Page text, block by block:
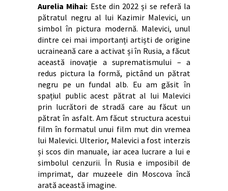
Aurelia Mihai: Este din 2022 și se referă la
pătratul negru al lui Kazimir Malevici, un
simbol în pictura modernă. Malevici, unul
dintre cei mai importanți artiști de origine
ucraineană care a activat și în Rusia, a făcut
această inovație a suprematismului – a
redus pictura la formă, pictând un pătrat
negru pe un fundal alb. Eu am găsit în
spațiul public acest pătrat al lui Malevici
prin lucrători de stradă care au făcut un
pătrat în asfalt. Am făcut structura acestui
film în formatul unui film mut din vremea
lui Malevici. Ulterior, Malevici a fost interzis
și scos din manuale, iar acea lucrare a lui e
simbolul cenzurii. În Rusia e imposibil de
imprimat, dar muzeele din Moscova încă
arată această imagine.